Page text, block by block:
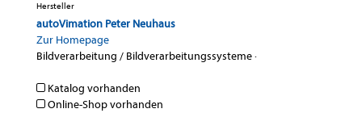
Hersteller
autoVimation Peter Neuhaus
Zur Homepage
Bildverarbeitung / Bildverarbeitungssysteme·
Katalog vorhanden
Online-Shop vorhanden